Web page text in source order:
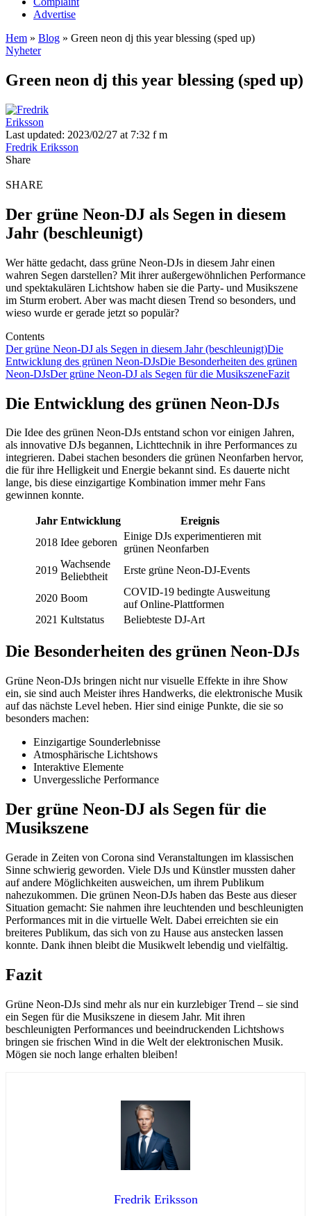
Advertise
Hem » Blog » Green neon dj this year blessing (sped up)
Nyheter
Green neon dj this year blessing (sped up)
Last updated: 2023/02/27 at 7:32 f m
Fredrik Eriksson
Share
SHARE
Der grüne Neon-DJ als Segen in diesem
Jahr (beschleunigt)
Wer hätte gedacht, dass grüne Neon-DJs in diesem Jahr einen
wahren Segen darstellen? Mit ihrer außergewöhnlichen Performance
und spektakulären Lichtshow haben sie die Party- und Musikszene
im Sturm erobert. Aber was macht diesen Trend so besonders, und
wieso wurde er gerade jetzt so populär?
Contents
Der grüne Neon-DJ als Segen in diesem Jahr (beschleunigt)Die
Entwicklung des grünen Neon-DJsDie Besonderheiten des grünen
Neon-DJsDer grüne Neon-DJ als Segen für die MusikszeneFazit
Die Entwicklung des grünen Neon-DJs
Die Idee des grünen Neon-DJs entstand schon vor einigen Jahren,
als innovative DJs begannen, Lichttechnik in ihre Performances zu
integrieren. Dabei stachen besonders die grünen Neonfarben hervor,
die für ihre Helligkeit und Energie bekannt sind. Es dauerte nicht
lange, bis diese einzigartige Kombination immer mehr Fans
gewinnen konnte.
Jahr Entwicklung
Ereignis
2018 Idee geboren
Einige DJs experimentieren mit
grünen Neonfarben
2019
Wachsende
Beliebtheit
Erste grüne Neon-DJ-Events
2020 Boom
COVID-19 bedingte Ausweitung
auf Online-Plattformen
2021 Kultstatus Beliebteste DJ-Art
Die Besonderheiten des grünen Neon-DJs
Grüne Neon-DJs bringen nicht nur visuelle Effekte in ihre Show
ein, sie sind auch Meister ihres Handwerks, die elektronische Musik
auf das nächste Level heben. Hier sind einige Punkte, die sie so
besonders machen:
Einzigartige Sounderlebnisse
Atmosphärische Lichtshows
Interaktive Elemente
Unvergessliche Performance
Der grüne Neon-DJ als Segen für die
Musikszene
Gerade in Zeiten von Corona sind Veranstaltungen im klassischen
Sinne schwierig geworden. Viele DJs und Künstler mussten daher
auf andere Möglichkeiten ausweichen, um ihrem Publikum
nahezukommen. Die grünen Neon-DJs haben das Beste aus dieser
Situation gemacht: Sie nahmen ihre leuchtenden und beschleunigten
Performances mit in die virtuelle Welt. Dabei erreichten sie ein
breiteres Publikum, das sich von zu Hause aus anstecken lassen
konnte. Dank ihnen bleibt die Musikwelt lebendig und vielfältig.
Fazit
Grüne Neon-DJs sind mehr als nur ein kurzlebiger Trend – sie sind
ein Segen für die Musikszene in diesem Jahr. Mit ihren
beschleunigten Performances und beeindruckenden Lichtshows
bringen sie frischen Wind in die Welt der elektronischen Musik.
Mögen sie noch lange erhalten bleiben!
Fredrik Eriksson